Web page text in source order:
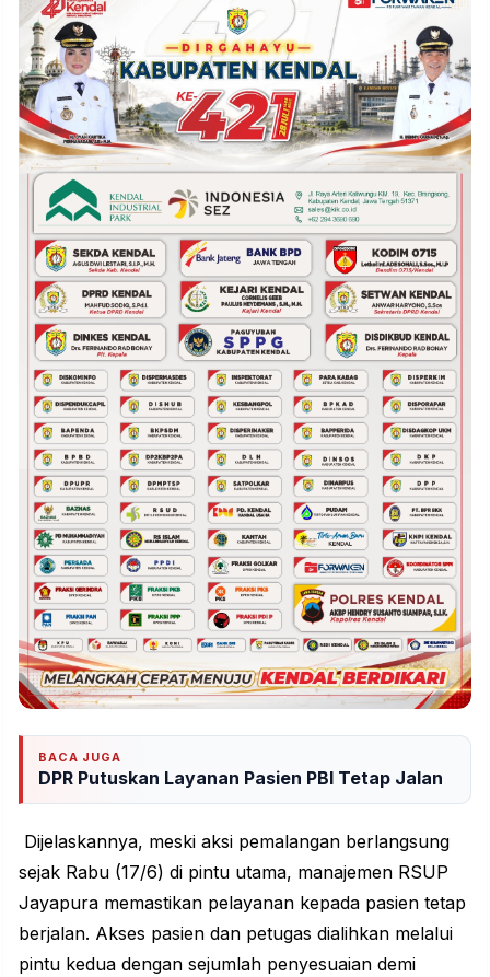
BACA JUGA
DPR Putuskan Layanan Pasien PBI Tetap Jalan
Dijelaskannya, meski aksi pemalangan berlangsung
sejak Rabu (17/6) di pintu utama, manajemen RSUP
Jayapura memastikan pelayanan kepada pasien tetap
berjalan. Akses pasien dan petugas dialihkan melalui
pintu kedua dengan sejumlah penyesuaian demi